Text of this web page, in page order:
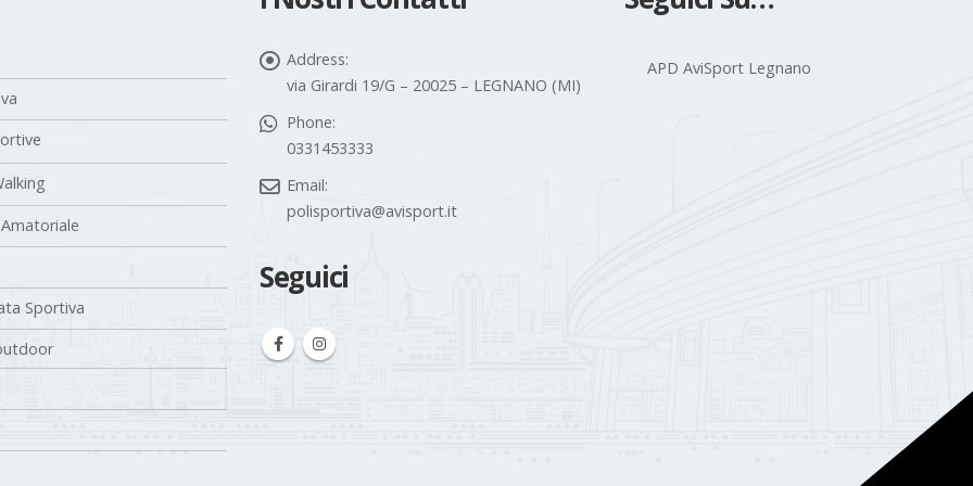
Sportiva
Address:
via Girardi 19/G – 20025 – LEGNANO (MI)
Phone:
0331453333
Email:
polisportiva@avisport.it
Seguici
APD AviSport Legnano